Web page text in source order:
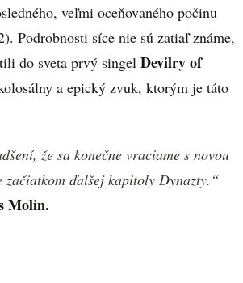
veľmi oceňovaného počinu
Podrobnosti síce nie sú zatiaľ známe,
do sveta prvý singel Devilry of
a epický zvuk, ktorým je táto
že sa konečne vraciame s novou
začiatkom ďalšej kapitoly Dynazty.“
Molin.